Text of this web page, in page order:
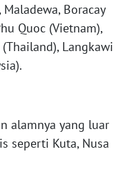
Boracay
Quoc (Vietnam),
Langkawi
alamnya yang luar
seperti Kuta, Nusa